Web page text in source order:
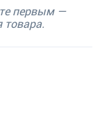
первым —
товара.